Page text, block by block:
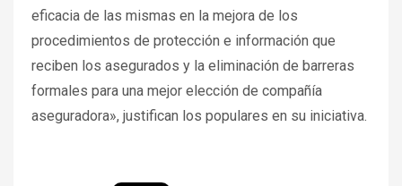
eficacia de las mismas en la mejora de los
procedimientos de protección e información que
reciben los asegurados y la eliminación de barreras
formales para una mejor elección de compañía
aseguradora», justifican los populares en su iniciativa.